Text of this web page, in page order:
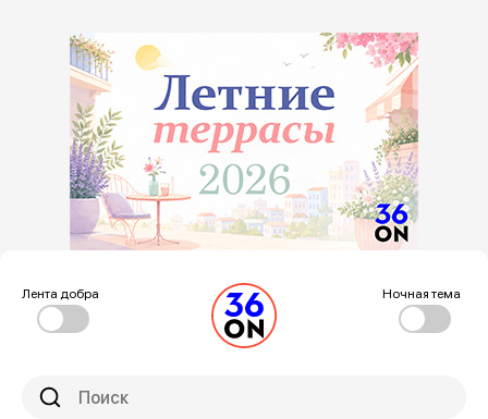
Лента добра Ночная тема